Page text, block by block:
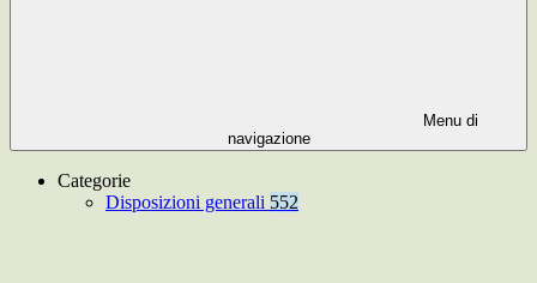
Menu di
navigazione
Categorie
Disposizioni generali 552